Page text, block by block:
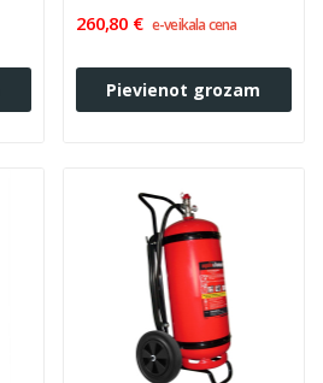
260,80 € e-veikala cena
Pievienot grozam